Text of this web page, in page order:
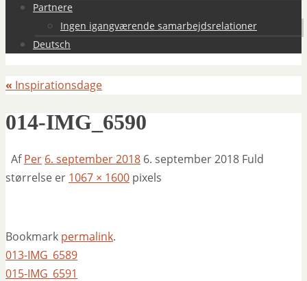
Partnere
Ingen igangværende samarbejdsrelationer
Deutsch
« Inspirationsdage
014-IMG_6590
AfPer 6. september 2018 6. september 2018 Fuld
størrelse er 1067 × 1600 pixels
Bookmark permalink.
013-IMG_6589
015-IMG_6591